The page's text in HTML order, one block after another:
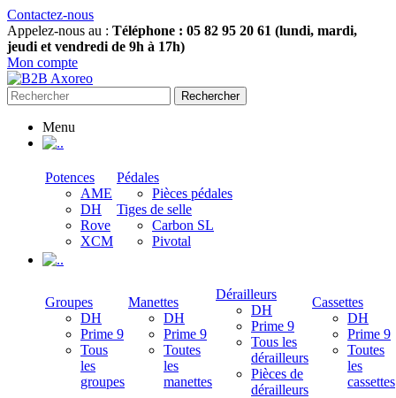
Contactez-nous
Appelez-nous au : Téléphone : 05 82 95 20 61 (lundi, mardi,
jeudi et vendredi de 9h à 17h)
Mon compte
Rechercher
Menu
.
Potences
AME
DH
Rove
XCM
Pédales
Pièces pédales
Tiges de selle
Carbon SL
Pivotal
.
Groupes
DH
Prime 9
Tous
les
groupes
Manettes
DH
Prime 9
Toutes
les
manettes
Dérailleurs
DH
Prime 9
Tous les
dérailleurs
Pièces de
dérailleurs
Cassettes
DH
Prime 9
Toutes
les
cassettes